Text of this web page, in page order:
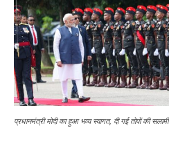
प्रधानमंत्री मोदी का हुआ भव्य स्वागत, दी गई तोपों की सलामी